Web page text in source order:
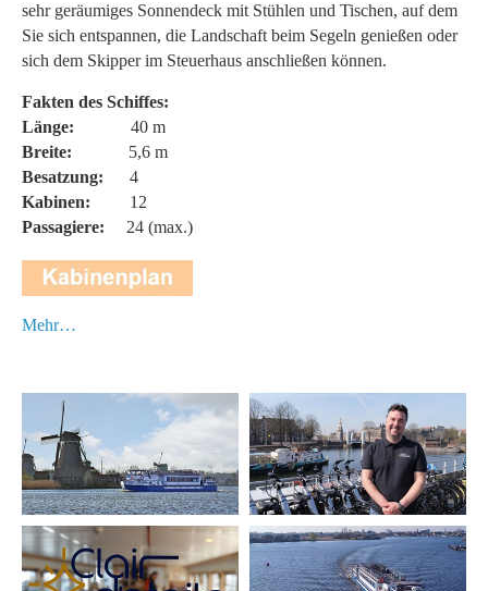
sehr geräumiges Sonnendeck mit Stühlen und Tischen, auf dem
Sie sich entspannen, die Landschaft beim Segeln genießen oder
sich dem Skipper im Steuerhaus anschließen können.
Fakten des Schiffes:
Länge:
40 m
Breite: 5,6 m
Besatzung:
4
Kabinen: 12
Passagiere:
24 (max.)
Mehr…